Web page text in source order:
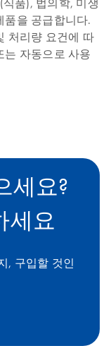
품), 법의학, 미생
품을 공급합니다.
처리량 요건에 따
는 자동으로 사용
세요?
세요
, 구입할 것인